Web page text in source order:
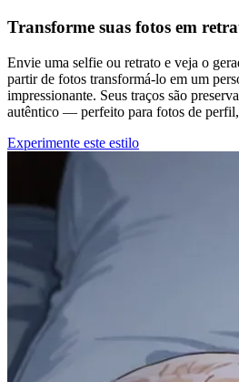
Transforme suas fotos em
Envie uma selfie ou retrato e veja o
partir de fotos transformá-lo em um
impressionante. Seus traços são
autêntico — perfeito para fotos de perfil,
Experimente este estilo